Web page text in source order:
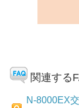
関連する
N-8000EX